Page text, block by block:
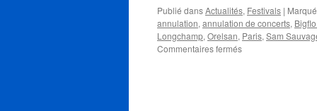
Publié dansActualités, Festivals |
annulation, annulation de concerts,
Longchamp, Orelsan, Paris, Sam
Commentaires ferméssur